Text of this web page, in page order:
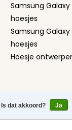
Samsung Galaxy
hoesjes
Samsung Galaxy
hoesjes
Hoesje
dat akkoord? Ja